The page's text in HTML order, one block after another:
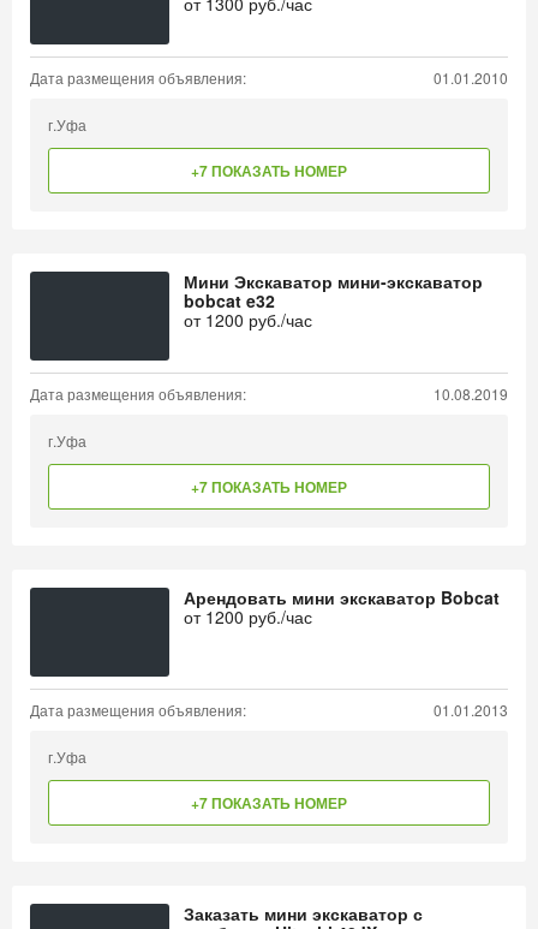
Дата размещения объявления: 01.01.2010
г.Уфа
+7 ПОКАЗАТЬ НОМЕР
Мини Экскаватор мини-экскаватор
bobcat e32
от 1200 руб./час
Дата размещения объявления: 10.08.2019
г.Уфа
+7 ПОКАЗАТЬ НОМЕР
Арендовать мини экскаватор Bobcat
от 1200 руб./час
Дата размещения объявления: 01.01.2013
г.Уфа
+7 ПОКАЗАТЬ НОМЕР
Заказать мини экскаватор с